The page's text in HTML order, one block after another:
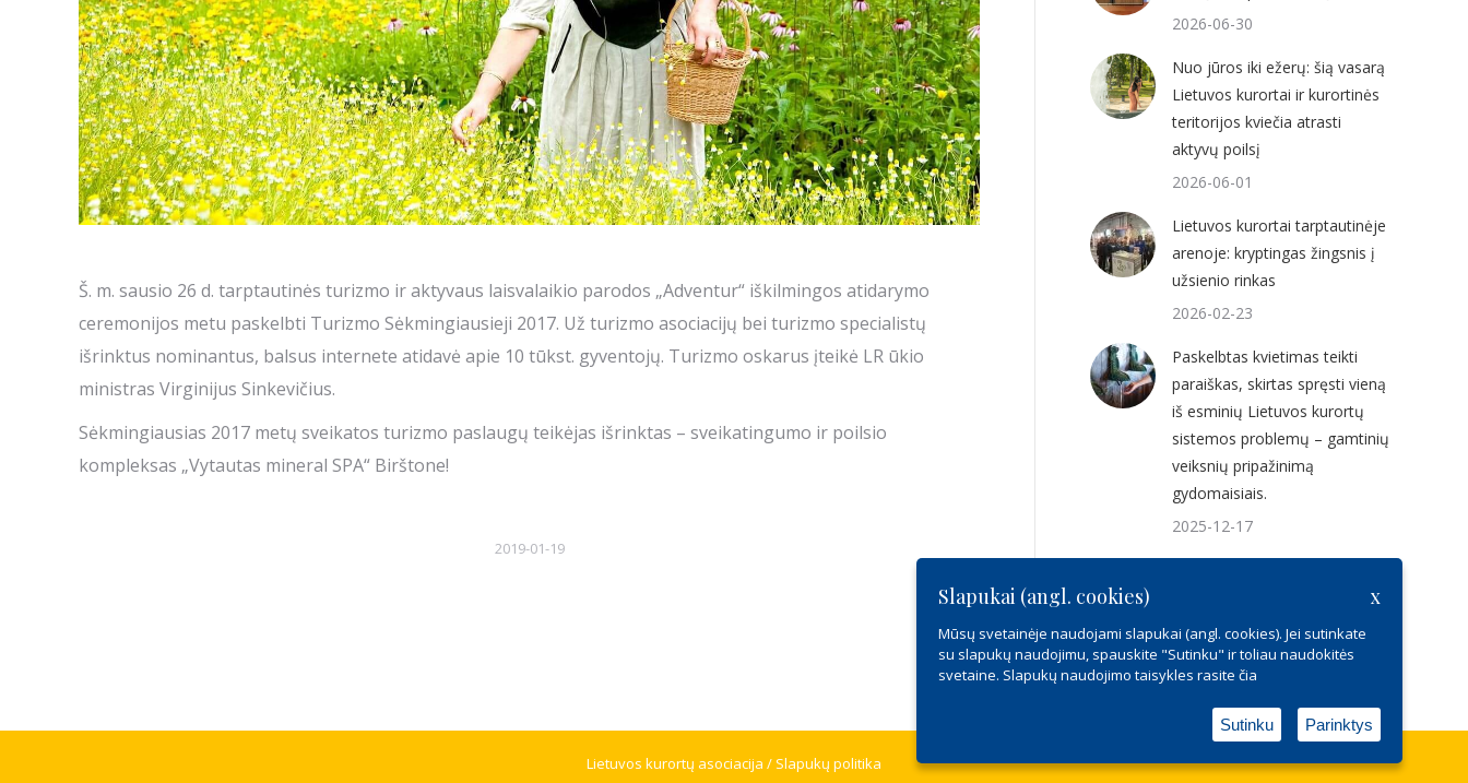
Š. m. sausio 26 d. tarptautinės turizmo ir aktyvaus laisvalaikio parodos „Adventur“ iškilmingos atidarymo
ceremonijos metu paskelbti Turizmo Sėkmingiausieji 2017. Už turizmo asociacijų bei turizmo specialistų
išrinktus nominantus, balsus internete atidavė apie 10 tūkst. gyventojų. Turizmo oskarus įteikė LR ūkio
ministras Virginijus Sinkevičius.
Sėkmingiausias 2017 metų sveikatos turizmo paslaugų teikėjas išrinktas – sveikatingumo ir poilsio
kompleksas „Vytautas mineral SPA“ Birštone!
2019-01-19
2026-06-30
Nuo jūros iki ežerų: šią vasarą
Lietuvos kurortai ir kurortinės
teritorijos kviečia atrasti
aktyvų poilsį
2026-06-01
Lietuvos kurortai tarptautinėje
arenoje: kryptingas žingsnis į
užsienio rinkas
2026-02-23
Paskelbtas kvietimas teikti
paraiškas, skirtas spręsti vieną
iš esminių Lietuvos kurortų
sistemos problemų – gamtinių
veiksnių pripažinimą
gydomaisiais.
2025-12-17
turizmo forume 2025
2025-10-28
Lietuvos kurortų asociacija / Slapukų politika
Slapukai (angl. cookies) x
Mūsų svetainėje naudojami slapukai (angl. cookies). Jei sutinkate
su slapukų naudojimu, spauskite "Sutinku" ir toliau naudokitės
svetaine. Slapukų naudojimo taisykles rasite čia
Sutinku Parinktys